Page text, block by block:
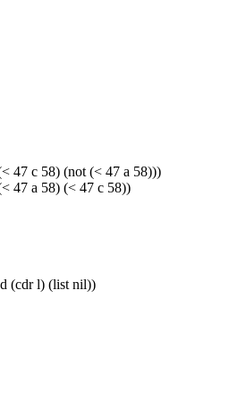
58) (not (< 47 a 58)))
58) (< 47 c 58))
l) (list nil))